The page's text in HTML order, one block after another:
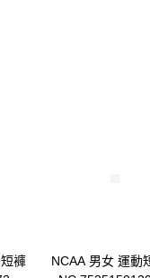
褲
NCAA 男女 運動